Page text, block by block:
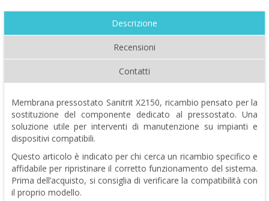
Descrizione
Recensioni
Contatti
Membrana pressostato Sanitrit X2150, ricambio pensato per la
sostituzione del componente dedicato al pressostato. Una
soluzione utile per interventi di manutenzione su impianti e
dispositivi compatibili.
Questo articolo è indicato per chi cerca un ricambio specifico e
affidabile per ripristinare il corretto funzionamento del sistema.
Prima dell’acquisto, si consiglia di verificare la compatibilità con
il proprio modello.